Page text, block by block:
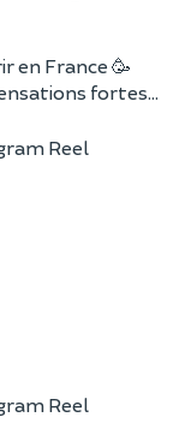
en France 🥳
fortes…